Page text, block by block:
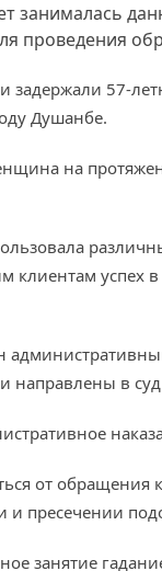
проведения
57-
Душанбе.
на
успех
в суд
от
и пресечении
занятие